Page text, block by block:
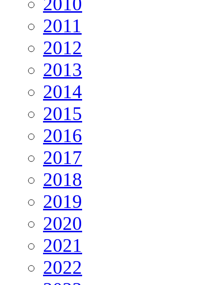
2011
2012
2013
2014
2015
2016
2017
2018
2019
2020
2021
2022